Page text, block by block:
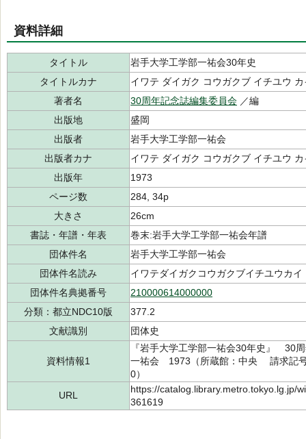
資料詳細
タイトル
岩手大学工学部一祐会30年史
タイトルカナ
イワテ ダイガク コウガクブ イチユウ
著者名
30周年記念誌編集委員会 ／編
出版地
盛岡
出版者
岩手大学工学部一祐会
出版者カナ
イワテ ダイガク コウガクブ イチユウ カ
出版年
1973
ページ数
284, 34p
大きさ
26cm
書誌・年譜・年表
巻末:岩手大学工学部一祐会年譜
団体件名
岩手大学工学部一祐会
団体件名読み
イワテダイガクコウガクブイチユウカイ
団体件名典拠番号
210000614000000
分類：都立NDC10版
377.2
文献識別
団体史
資料情報1
『岩手大学工学部一祐会30年史』 30
一祐会 1973（所蔵館：中央 請求記
0）
URL
https://catalog.library.metro.tokyo.lg.jp/
361619